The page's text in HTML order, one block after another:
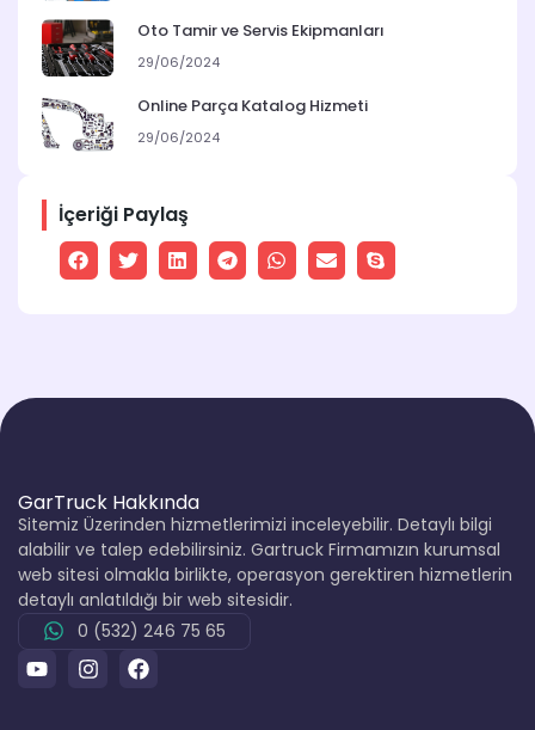
Oto Tamir ve Servis Ekipmanları
29/06/2024
Online Parça Katalog Hizmeti
29/06/2024
İçeriği Paylaş
GarTruck Hakkında
Sitemiz Üzerinden hizmetlerimizi inceleyebilir. Detaylı bilgi
alabilir ve talep edebilirsiniz. Gartruck Firmamızın kurumsal
web sitesi olmakla birlikte, operasyon gerektiren hizmetlerin
detaylı anlatıldığı bir web sitesidir.
0 (532) 246 75 65